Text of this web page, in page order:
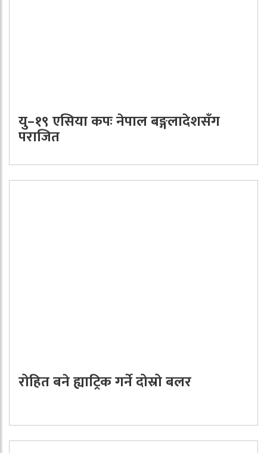
यु–१९ एसिया कपः नेपाल बङ्गलादेशसँग
पराजित
रोहित बने ह्याट्रिक गर्ने दोस्रो बलर